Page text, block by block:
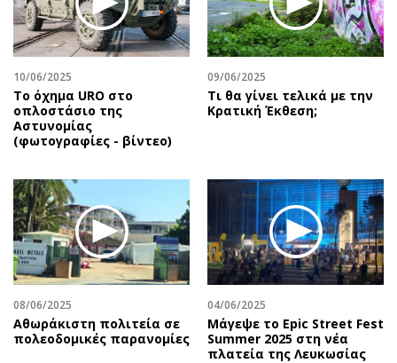
10/06/2025
Το όχημα URO στο
οπλοστάσιο της
Αστυνομίας
(φωτογραφίες - βίντεο)
09/06/2025
Τι θα γίνει τελικά με την
Κρατική Έκθεση;
08/06/2025
Αθωράκιστη πολιτεία σε
πολεοδομικές παρανομίες
04/06/2025
Μάγεψε το Epic Street Fest
Summer 2025 στη νέα
πλατεία της Λευκωσίας